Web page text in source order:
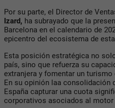
Por su parte, el Director de
Izard, ha subrayado que la
Barcelona en el calendario de
epicentro del ecosistema de
Esta posición estratégica no
país, sino que refuerza su
extranjera y fomentar un
En su opinión laa consolidación
España capturar una cuota
corporativos asociados al motor